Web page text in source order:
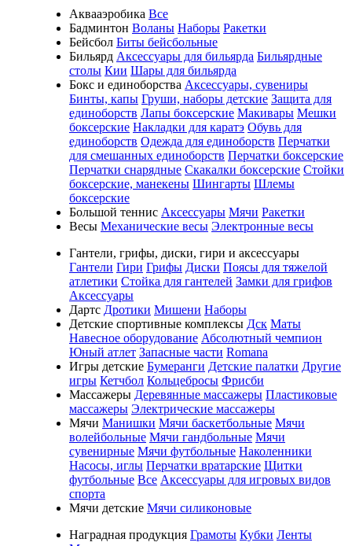
Аквааэробика Все
Бадминтон Воланы Наборы Ракетки
Бейсбол Биты бейсбольные
Бильярд Аксессуары для бильярда Бильярдные
столы Кии Шары для бильярда
Бокс и единоборства Аксессуары, сувениры
Бинты, капы Груши, наборы детские Защита для
единоборств Лапы боксерские Макивары Мешки
боксерские Накладки для каратэ Обувь для
единоборств Одежда для единоборств Перчатки
для смешанных единоборств Перчатки боксерские
Перчатки снарядные Скакалки боксерские Стойки
боксерские, манекены Шингарты Шлемы
боксерские
Большой теннис Аксессуары Мячи Ракетки
Весы Механические весы Электронные весы
Гантели, грифы, диски, гири и аксессуары
Гантели Гири Грифы Диски Поясы для тяжелой
атлетики Стойка для гантелей Замки для грифов
Аксессуары
Дартс Дротики Мишени Наборы
Детские спортивные комплексы Дск Маты
Навесное оборудование Абсолютный чемпион
Юный атлет Запасные части Romana
Игры детские Бумеранги Детские палатки Другие
игры Кетчбол Кольцебросы Фрисби
Массажеры Деревянные массажеры Пластиковые
массажеры Электрические массажеры
Мячи Манишки Мячи баскетбольные Мячи
волейбольные Мячи гандбольные Мячи
сувенирные Мячи футбольные Наколенники
Насосы, иглы Перчатки вратарские Щитки
футбольные Все Аксессуары для игровых видов
спорта
Мячи детские Мячи силиконовые
Наградная продукция Грамоты Кубки Ленты